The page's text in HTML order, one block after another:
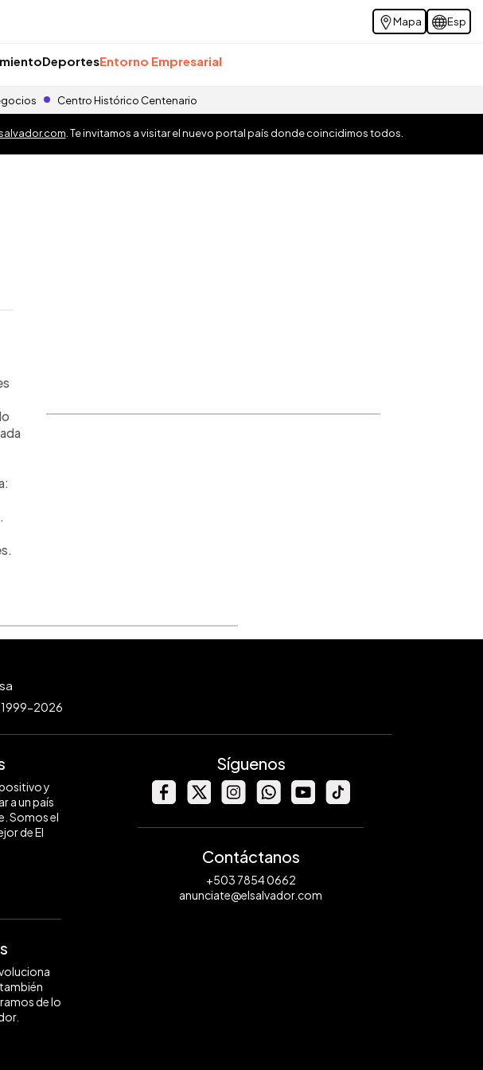
Mapa Esp
DeportesEntorno Empresarial
Centro Histórico Centenario
. Te invitamos a visitar el nuevo portal país donde coincidimos todos.
1999-2026
y
a un país
Somos el
de El
de lo
Síguenos
Contáctanos
+503 7854 0662
anunciate@elsalvador.com